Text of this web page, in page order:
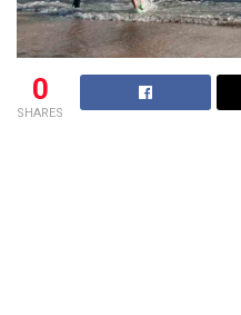
0
SHARES